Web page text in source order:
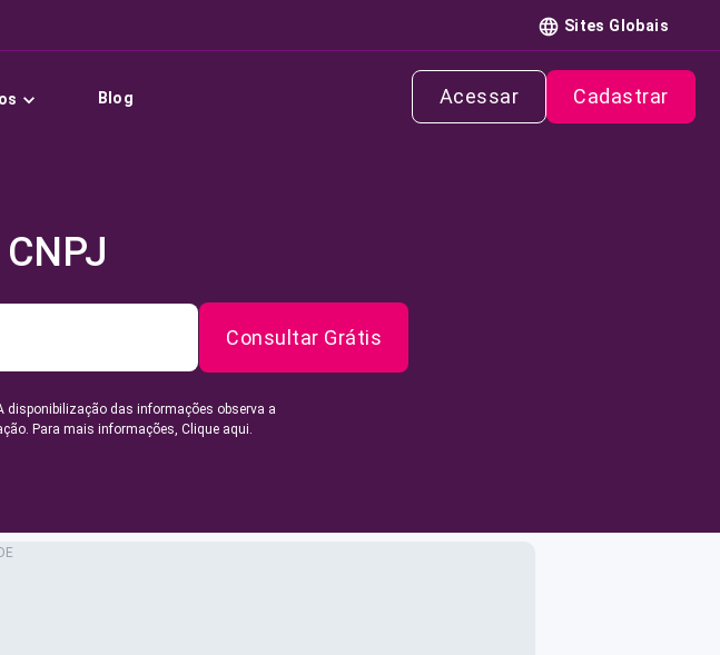
Sites Globais
Blog Acessar Cadastrar
Consultar Grátis
disponibilização das informações observa a
Para mais informações, Clique aqui.